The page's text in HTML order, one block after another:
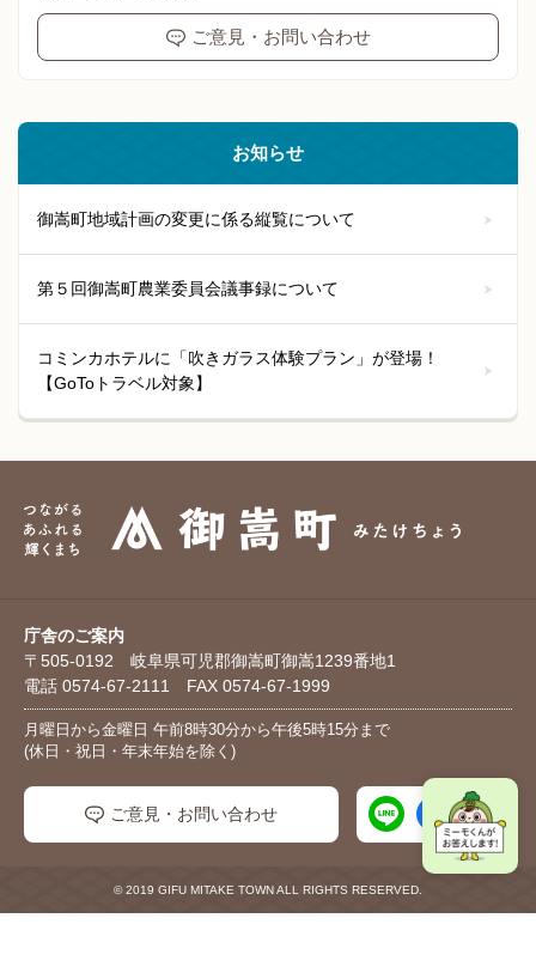
ご意見・お問い合わせ
お知らせ
御嵩町地域計画の変更に係る縦覧について
第５回御嵩町農業委員会議事録について
コミンカホテルに「吹きガラス体験プラン」が登場！
【GoToトラベル対象】
庁舎のご案内
〒505-0192 岐阜県可児郡御嵩町御嵩1239番地1
電話 0574-67-2111 FAX 0574-67-1999
月曜日から金曜日 午前8時30分から午後5時15分まで
(休日・祝日・年末年始を除く)
ご意見・お問い合わせ
© 2019 GIFU MITAKE TOWN ALL RIGHTS RESERVED.